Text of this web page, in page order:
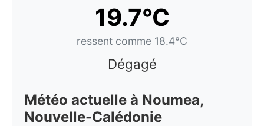
19.7°C
ressent comme 18.4°C
Dégagé
Météo actuelle à Noumea,
Nouvelle-Calédonie